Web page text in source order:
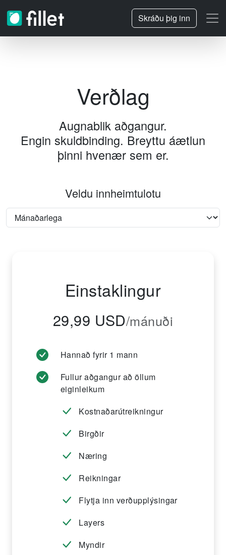
Skráðu þig inn
Verðlag
Augnablik aðgangur.
Engin skuldbinding. Breyttu áætlun
þinni hvenær sem er.
Veldu innheimtulotu
Einstaklingur
29,99 USD/mánuði
Hannað fyrir 1 mann
Fullur aðgangur að öllum
eiginleikum
Kostnaðarútreikningur
Birgðir
Næring
Reikningar
Flytja inn verðupplýsingar
Layers
Myndir